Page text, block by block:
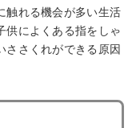
触れる機会が多い生活
供によくある指をしゃ
ささくれができる原因